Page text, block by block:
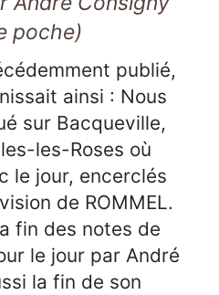
poche)
publié,
ainsi : Nous
sur Bacqueville,
les-Roses où
le jour, encerclés
de ROMMEL.
fin des notes de
le jour par André
la fin de son